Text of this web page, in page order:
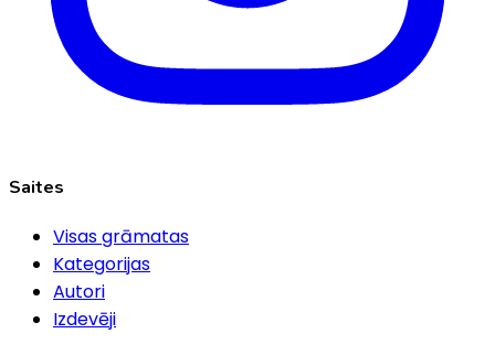
Saites
Visas grāmatas
Kategorijas
Autori
Izdevēji